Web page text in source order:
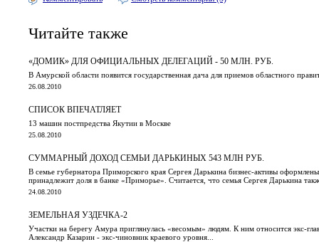
Читайте также
«ДОМИК» ДЛЯ ОФИЦИАЛЬНЫХ ДЕЛЕГАЦИЙ - 50 МЛН. РУБ.
В Амурской области появится государственная дача для приемов областного
26.08.2010
СПИСОК ВПЕЧАТЛЯЕТ
13 машин постпредства Якутии в Москве
25.08.2010
СУММАРНЫЙ ДОХОД СЕМЬИ ДАРЬКИНЫХ 543 МЛН РУБ.
В семье губернатора Приморского края Сергея Дарькина бизнес-активы
принадлежит доля в банке «Приморье». Считается, что семья Сергея Дарькина
24.08.2010
ЗЕМЕЛЬНАЯ УЗДЕЧКА-2
Участки на берегу Амура приглянулась «весомым» людям. К ним относится экс-
Александр Казарин - экс-чиновник краевого уровня...